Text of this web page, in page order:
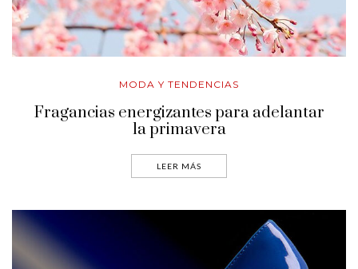
MODA Y TENDENCIAS
Fragancias energizantes para adelantar
la primavera
LEER MÁS